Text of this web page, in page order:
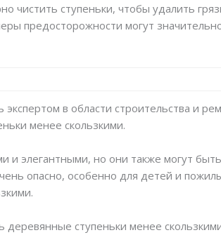
чистить ступеньки, чтобы удалить
предосторожности могут
в области строительства и
менее скользкими.
и элегантными, но они также могут
опасно, особенно для детей и
ступеньки менее